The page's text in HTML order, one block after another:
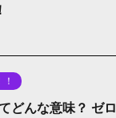
どんな意味？ ゼロ